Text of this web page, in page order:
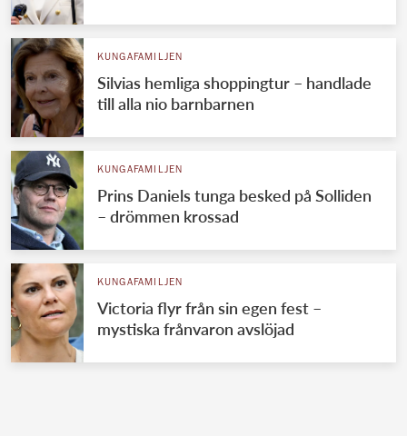
KUNGAFAMILJEN
Silvias hemliga shoppingtur – handlade
till alla nio barnbarnen
KUNGAFAMILJEN
Prins Daniels tunga besked på Solliden
– drömmen krossad
KUNGAFAMILJEN
Victoria flyr från sin egen fest –
mystiska frånvaron avslöjad